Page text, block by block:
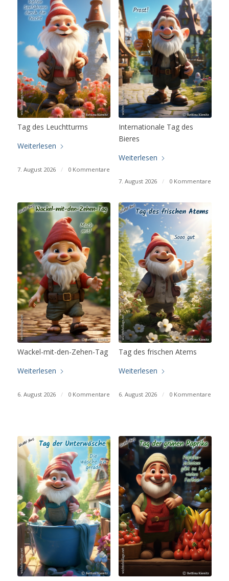
Tag des Leuchtturms
Weiterlesen
7. August 2026 / 0 Kommentare
Internationale Tag des
Bieres
Weiterlesen
7. August 2026 / 0 Kommentare
Wackel-mit-den-Zehen-Tag
Weiterlesen
6. August 2026 / 0 Kommentare
Tag des frischen Atems
Weiterlesen
6. August 2026 / 0 Kommentare